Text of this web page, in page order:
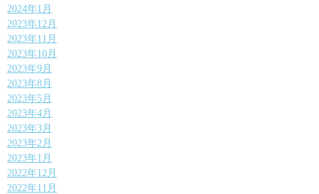
2024年1月
2023年12月
2023年11月
2023年10月
2023年9月
2023年8月
2023年5月
2023年4月
2023年3月
2023年2月
2023年1月
2022年12月
2022年11月